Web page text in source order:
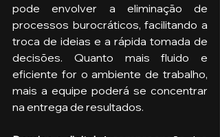
pode envolver a eliminação de
processos burocráticos, facilitando a
troca de ideias e a rápida tomada de
decisões. Quanto mais fluido e
eficiente for o ambiente de trabalho,
mais a equipe poderá se concentrar
na entrega de resultados.